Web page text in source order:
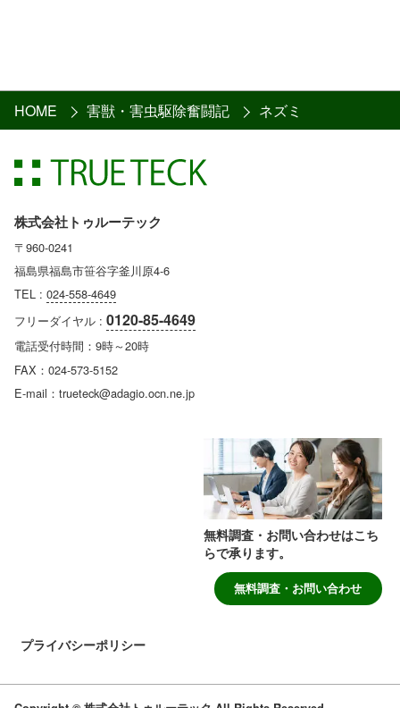
HOME 害獣・害虫駆除奮闘記 ネズミ
株式会社トゥルーテック
〒960-0241
福島県福島市笹谷字釜川原4-6
TEL : 024-558-4649
フリーダイヤル : 0120-85-4649
電話受付時間：9時～20時
FAX：024-573-5152
E-mail：trueteck@adagio.ocn.ne.jp
無料調査・お問い合わせはこち
らで承ります。
無料調査・お問い合わせ
プライバシーポリシー